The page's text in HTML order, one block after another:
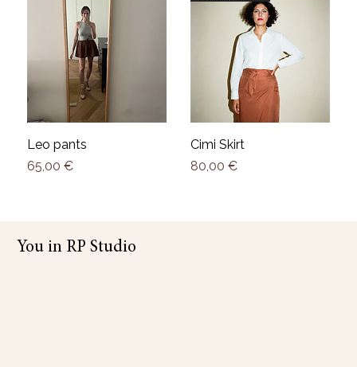
You in RP Studio
Leo pants
Prezzo
65,00 €
Cimi Skirt
Prezzo
80,00 €